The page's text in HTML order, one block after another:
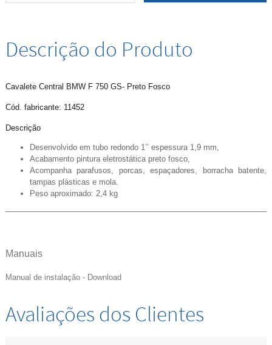
Descrição do Produto
Cavalete Central BMW F 750 GS- Preto Fosco
Cód. fabricante: 11452
Descrição
Desenvolvido em tubo redondo 1’’ espessura 1,9 mm,
Acabamento pintura eletrostática preto fosco,
Acompanha parafusos, porcas, espaçadores, borracha batente,
tampas plásticas e mola.
Peso aproximado: 2,4 kg
Manuais
Manual de instalação - Download
Avaliações dos Clientes